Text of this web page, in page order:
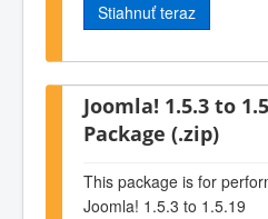
Stiahnuť teraz
Joomla! 1.5.3 to
Package (.zip)
This package is for
Joomla! 1.5.3 to 1.5.19